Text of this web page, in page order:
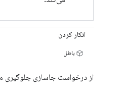
انکار کردن
باطل
از درخواست جاسازی جلوگیری